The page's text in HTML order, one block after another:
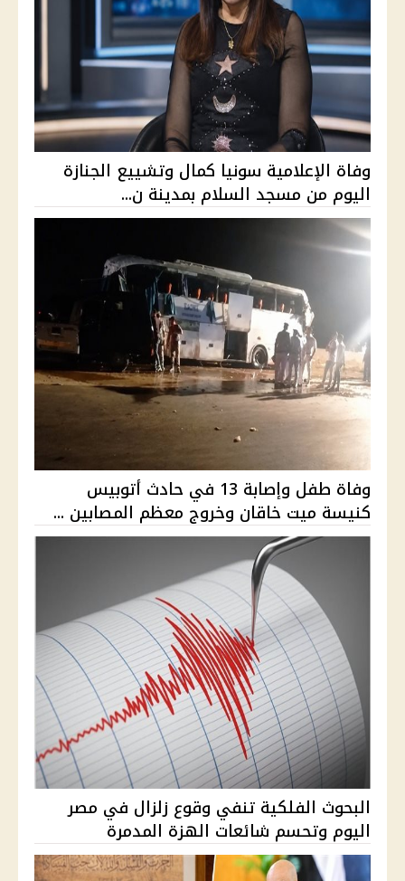
وفاة الإعلامية سونيا كمال وتشييع الجنازة
اليوم من مسجد السلام بمدينة ن...
وفاة طفل وإصابة 13 في حادث أتوبيس
كنيسة ميت خاقان وخروج معظم المصابين ...
البحوث الفلكية تنفي وقوع زلزال في مصر
اليوم وتحسم شائعات الهزة المدمرة